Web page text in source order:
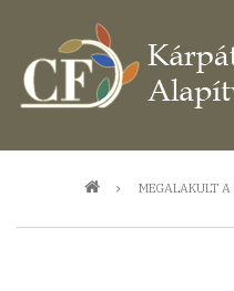
tartalomra
Morzsa MEGALAKULT A